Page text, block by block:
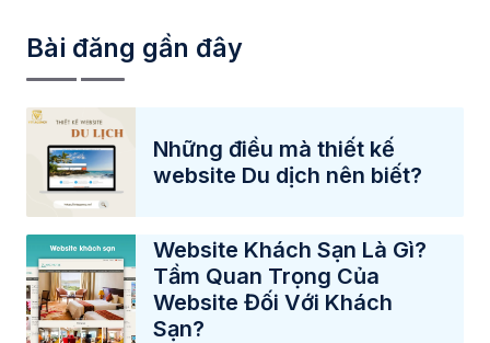
Bài đăng gần đây
Những điều mà thiết kế
website Du dịch nên biết?
Website Khách Sạn Là Gì?
Tầm Quan Trọng Của
Website Đối Với Khách
Sạn?